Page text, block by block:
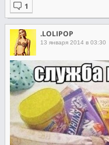
.LOLIPOP
13 января 2014 в 03:30